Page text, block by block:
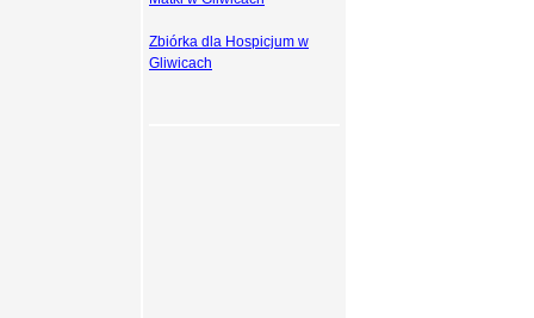
Zbiórka dla Hospicjum w
Gliwicach